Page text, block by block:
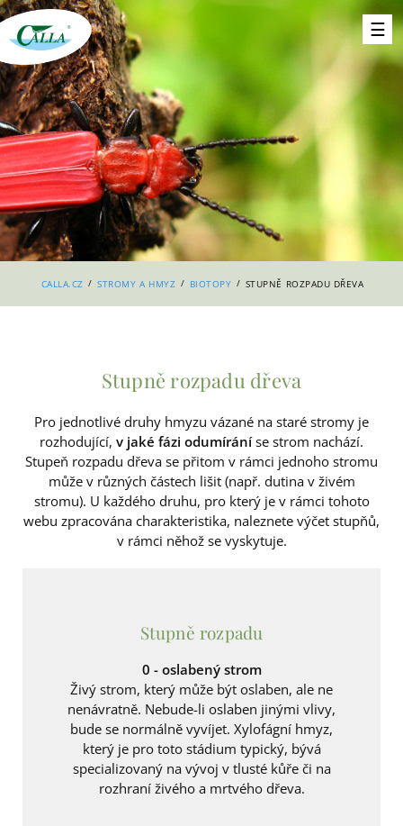
CALLA.CZ / STROMY A HMYZ / BIOTOPY / STUPNĚ ROZPADU DŘEVA
Stupně rozpadu dřeva
Pro jednotlivé druhy hmyzu vázané na staré stromy je
rozhodující, v jaké fázi odumíráníse strom nachází.
Stupeň rozpadu dřeva se přitom v rámci jednoho stromu
může v různých částech lišit (např. dutina v živém
stromu). U každého druhu, pro který je v rámci tohoto
webu zpracována charakteristika, naleznete výčet stupňů,
v rámci něhož se vyskytuje.
Stupně rozpadu
0 - oslabený strom
Živý strom, který může být oslaben, ale ne
nenávratně. Nebude-li oslaben jinými vlivy,
bude se normálně vyvíjet. Xylofágní hmyz,
který je pro toto stádium typický, bývá
specializovaný na vývoj v tlusté kůře či na
rozhraní živého a mrtvého dřeva.